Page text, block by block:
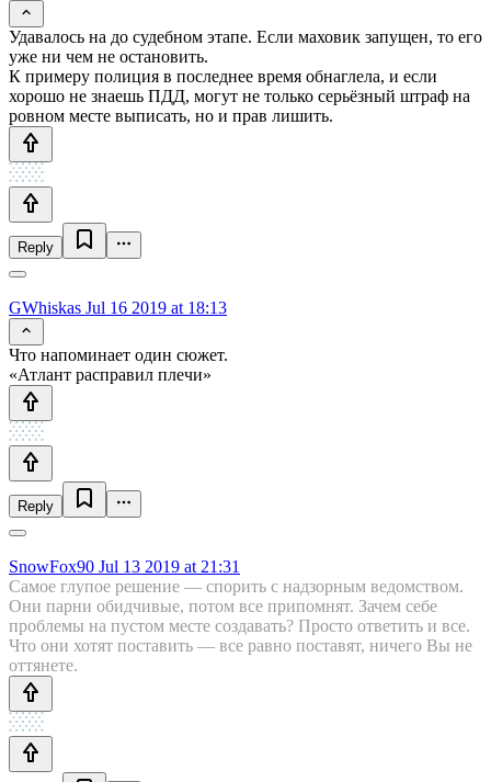
Удавалось на до судебном этапе. Если маховик запущен, то его
уже ни чем не остановить.
К примеру полиция в последнее время обнаглела, и если
хорошо не знаешь ПДД, могут не только серьёзный штраф на
ровном месте выписать, но и прав лишить.
Reply
GWhiskas Jul 16 2019 at 18:13
Что напоминает один сюжет.
«Атлант расправил плечи»
Reply
SnowFox90 Jul 13 2019 at 21:31
Самое глупое решение — спорить с надзорным ведомством.
Они парни обидчивые, потом все припомнят. Зачем себе
проблемы на пустом месте создавать? Просто ответить и все.
Что они хотят поставить — все равно поставят, ничего Вы не
оттянете.